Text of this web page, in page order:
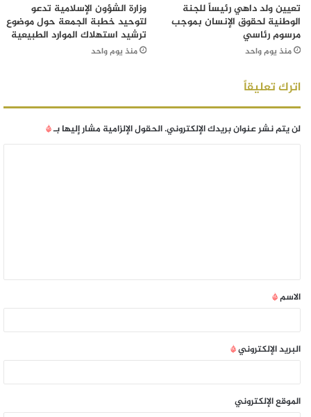
تعيين ولد داهي رئيساً للجنة
الوطنية لحقوق الإنسان بموجب
مرسوم رئاسي
منذ يوم واحد
وزارة الشؤون الإسلامية تدعو
لتوحيد خطبة الجمعة حول موضوع
ترشيد استهلاك الموارد الطبيعية
منذ يوم واحد
اترك تعليقاً
لن يتم نشر عنوان بريدك الإلكتروني.الحقول الإلزامية مشار إليها بـ*
الاسم*
البريد الإلكتروني*
الموقع الإلكتروني